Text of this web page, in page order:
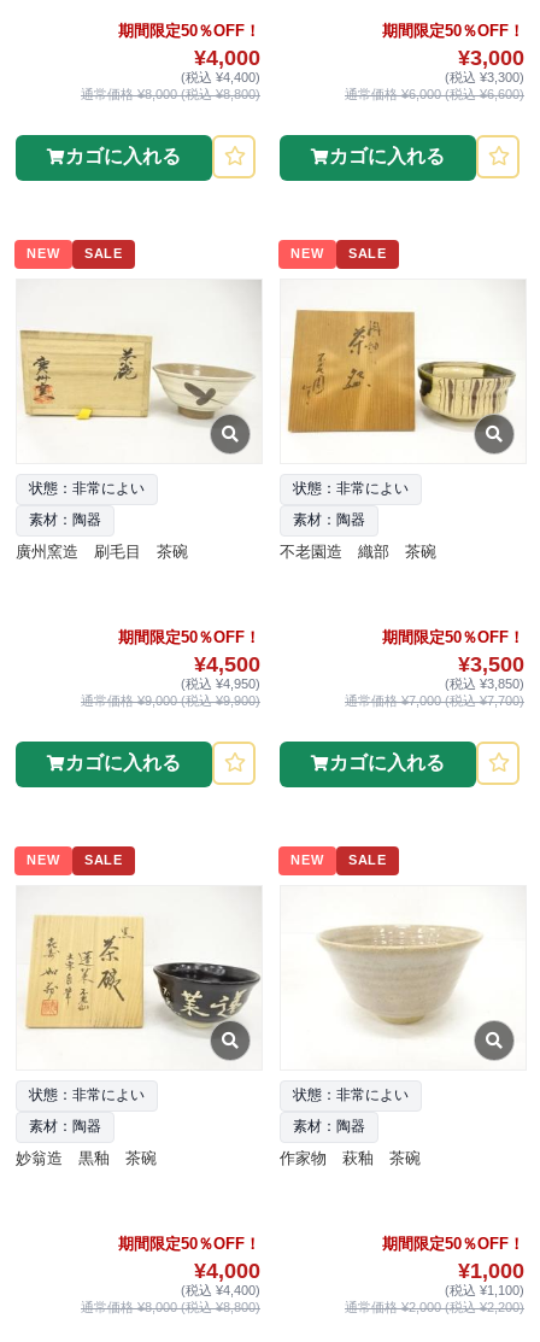
期間限定50％OFF！
¥4,000
(税込 ¥4,400)
通常価格 ¥8,000 (税込 ¥8,800)
カゴに入れる
期間限定50％OFF！
¥3,000
(税込 ¥3,300)
通常価格 ¥6,000 (税込 ¥6,600)
カゴに入れる
NEW SALE
状態：非常によい
素材：陶器
廣州窯造 刷毛目 茶碗
期間限定50％OFF！
¥4,500
(税込 ¥4,950)
通常価格 ¥9,000 (税込 ¥9,900)
カゴに入れる
NEW SALE
状態：非常によい
素材：陶器
不老園造 織部 茶碗
期間限定50％OFF！
¥3,500
(税込 ¥3,850)
通常価格 ¥7,000 (税込 ¥7,700)
カゴに入れる
NEW SALE
状態：非常によい
素材：陶器
妙翁造 黒釉 茶碗
期間限定50％OFF！
¥4,000
(税込 ¥4,400)
通常価格 ¥8,000 (税込 ¥8,800)
NEW SALE
状態：非常によい
素材：陶器
作家物 萩釉 茶碗
期間限定50％OFF！
¥1,000
(税込 ¥1,100)
通常価格 ¥2,000 (税込 ¥2,200)